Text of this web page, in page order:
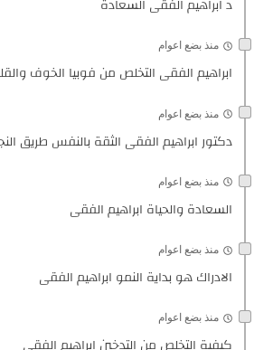
د ابراهيم الفقى السعادة
منذ بضع اعوام
ابراهيم الفقى التخلص من فوبيا الخوف
منذ بضع اعوام
دكتور ابراهيم الفقى الثقة بالنفس طريق
منذ بضع اعوام
السعادة والحياة ابراهيم الفقى
منذ بضع اعوام
الادراك هو بداية النمو ابراهيم الفقى
منذ بضع اعوام